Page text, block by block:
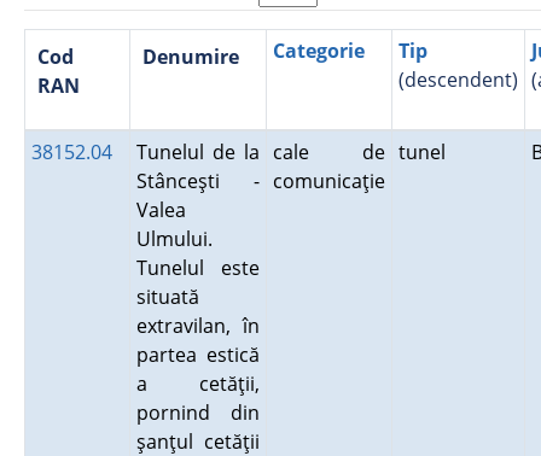
Cod
RAN
Denumire Categorie
Tip
(descendent)
38152.04
Tunelul de la
Stânceşti -
Valea
Ulmului.
Tunelul este
situată
extravilan, în
partea estică
a cetăţii,
pornind din
şanţul cetăţii
cale de
comunicaţie
tunel